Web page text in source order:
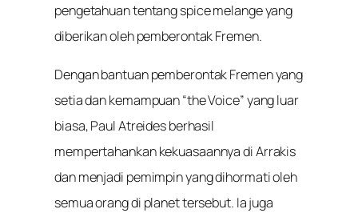
pengetahuan tentang spice melange yang
diberikan oleh pemberontak Fremen.
Dengan bantuan pemberontak Fremen yang
setia dan kemampuan “the Voice” yang luar
biasa, Paul Atreides berhasil
mempertahankan kekuasaannya di Arrakis
dan menjadi pemimpin yang dihormati oleh
semua orang di planet tersebut. Ia juga